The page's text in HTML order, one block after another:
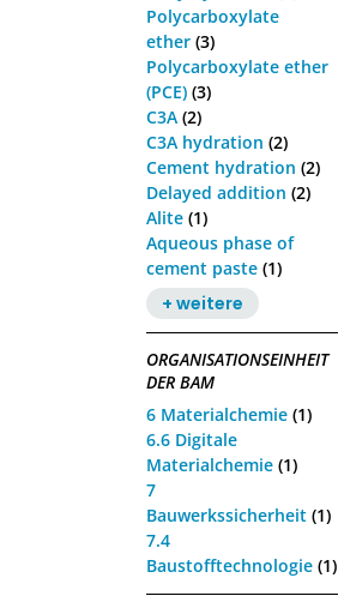
Polycarboxylate
ether (3)
Polycarboxylate ether
(PCE) (3)
C3A (2)
C3A hydration (2)
Cement hydration (2)
Delayed addition (2)
Alite (1)
Aqueous phase of
cement paste (1)
+ weitere
ORGANISATIONSEINHEIT
DER BAM
6 Materialchemie (1)
6.6 Digitale
Materialchemie (1)
7
Bauwerkssicherheit (1)
7.4
Baustofftechnologie (1)